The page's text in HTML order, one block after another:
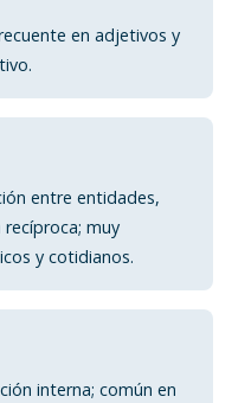
en adjetivos y
entre entidades,
muy
y cotidianos.
interna; común en